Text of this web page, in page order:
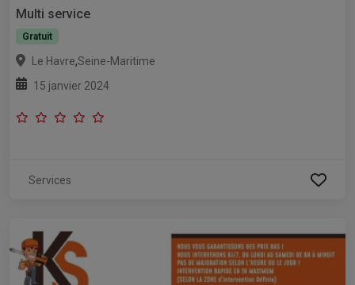
Multi service
Gratuit
Le Havre,Seine-Maritime
15 janvier 2024
Services